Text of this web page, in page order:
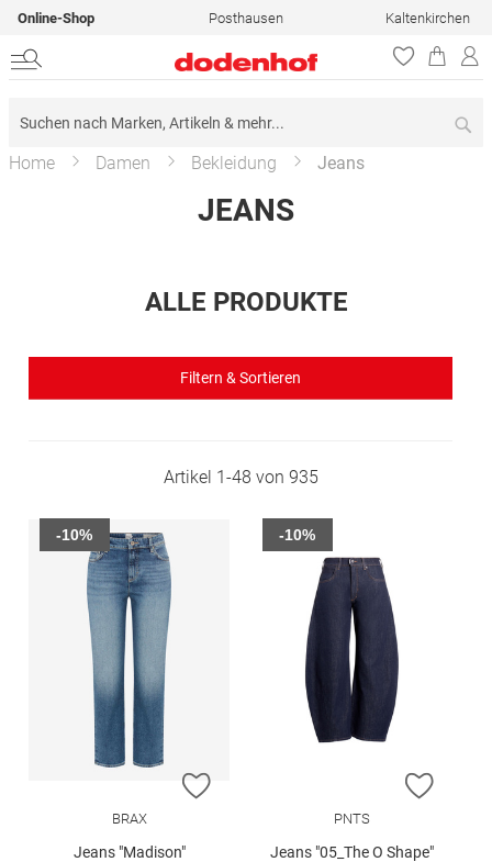
Online-Shop Posthausen Kaltenkirchen
Home Damen Bekleidung Jeans
JEANS
ALLE PRODUKTE
Filtern & Sortieren
Artikel 1-48 von 935
ZUR WUNSCHLISTE HINZUFÜGEN
BRAX
Jeans "Madison"
-10%
ZUR
PNTS
Jeans "05_The O Shape"
-10%